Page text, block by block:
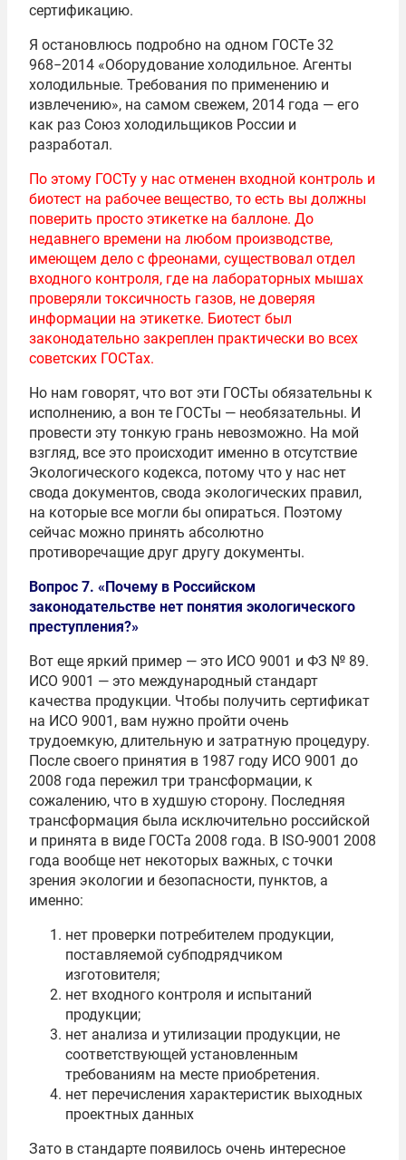
сертификацию.
Я остановлюсь подробно на одном ГОСТе 32
968−2014 «Оборудование холодильное. Агенты
холодильные. Требования по применению и
извлечению», на самом свежем, 2014 года — его
как раз Союз холодильщиков России и
разработал.
По этому ГОСТу у нас отменен входной контроль и
биотест на рабочее вещество, то есть вы должны
поверить просто этикетке на баллоне. До
недавнего времени на любом производстве,
имеющем дело с фреонами, существовал отдел
входного контроля, где на лабораторных мышах
проверяли токсичность газов, не доверяя
информации на этикетке. Биотест был
законодательно закреплен практически во всех
советских ГОСТах.
Но нам говорят, что вот эти ГОСТы обязательны к
исполнению, а вон те ГОСТы — необязательны. И
провести эту тонкую грань невозможно. На мой
взгляд, все это происходит именно в отсутствие
Экологического кодекса, потому что у нас нет
свода документов, свода экологических правил,
на которые все могли бы опираться. Поэтому
сейчас можно принять абсолютно
противоречащие друг другу документы.
Вопрос 7. «Почему в Российском
законодательстве нет понятия экологического
преступления?»
Вот еще яркий пример — это ИСО 9001 и ФЗ № 89.
ИСО 9001 — это международный стандарт
качества продукции. Чтобы получить сертификат
на ИСО 9001, вам нужно пройти очень
трудоемкую, длительную и затратную процедуру.
После своего принятия в 1987 году ИСО 9001 до
2008 года пережил три трансформации, к
сожалению, что в худшую сторону. Последняя
трансформация была исключительно российской
и принята в виде ГОСТа 2008 года. В ISO-9001 2008
года вообще нет некоторых важных, с точки
зрения экологии и безопасности, пунктов, а
именно:
нет проверки потребителем продукции,
поставляемой субподрядчиком
изготовителя;
нет входного контроля и испытаний
продукции;
нет анализа и утилизации продукции, не
соответствующей установленным
требованиям на месте приобретения.
нет перечисления характеристик выходных
проектных данных
Зато в стандарте появилось очень интересное